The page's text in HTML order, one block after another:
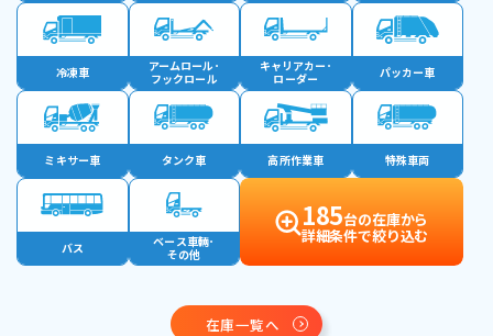
冷凍車
アームロール･
フックロール
キャリアカー･
ローダー
パッカー車
ミキサー車 タンク車 高所作業車 特殊車両
バス
ベース車輛･
その他
185台の在庫から
詳細条件で絞り込む
在庫一覧へ